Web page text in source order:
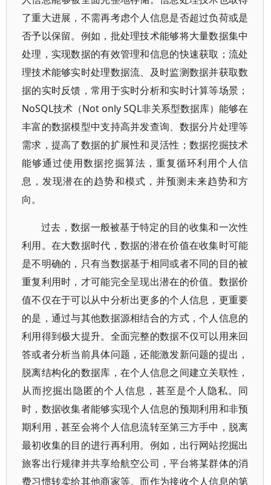
了重大进展，不需再考虑个人信息是否超过负荷或是
否予以保留。例如，批处理技术能够将大量数据集中
处理，实现数据的有效管理和信息的快速获取；流处
理技术能够实时处理数据流、及时监测数据并获取数
据的实时反馈，常用于实时分析和实时计算等场景；
NoSQL技术（Not only SQL非关系型数据库）能够在
丰富的数据模型中支持高并发查询、数据分片处理等
需求，提高了数据的扩展性和灵活性；数据挖掘技术
能够通过使用数据挖掘算法，重复循环利用个人信
息，发现潜在的趋势和模式，并预测未来趋势和方
向。
过去，数据一般被基于特定的目的收集和一次性
利用。在大数据时代，数据的潜在价值在收集时可能
是不明确的，只有当数据基于相同或者不同的目的被
重复利用时，才可能完全呈现出潜在的价值。数据价
值不仅在于可以从中分析出更多的个人信息，更重要
的是，通过与其他数据源相结合的方式，个人信息的
利用得到极大提升。全面完整的数据不仅可以用来回
答或者分析当前具体问题，还能激发新问题的提出，
脱离结构化的数据库，在个人信息之间建立关联性，
从而挖掘出隐匿的个人信息，甚至是个人隐私。同
时，数据收集者能够实现个人信息的预期利用和非预
期利用，甚至会将个人信息流转至第三方手中，脱离
最初收集的目的进行再利用。例如，出行网站挖掘出
旅客出行规律并共享给航空公司，平台将某群体的消
费习惯转卖给其他商家等。而作为接收个人信息的第